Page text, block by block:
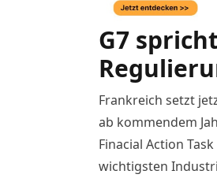
G7
Frankreich setzt
ab kommendem
Finacial Action
wichtigsten